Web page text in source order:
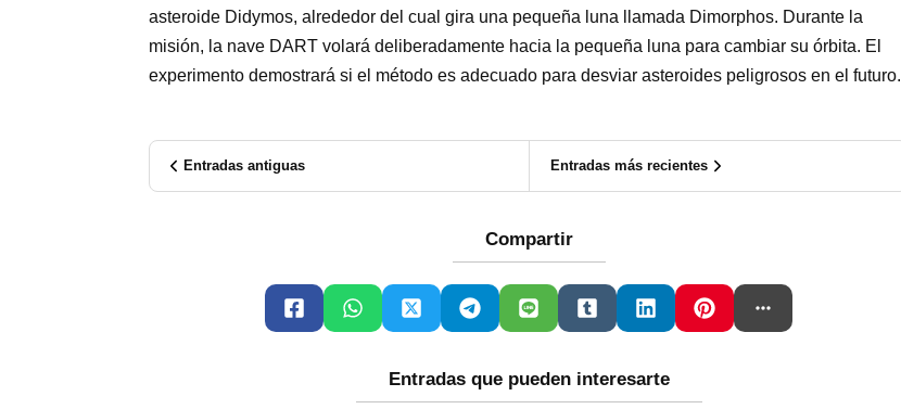
asteroide Didymos, alrededor del cual gira una pequeña luna llamada Dimorphos. Durante la
misión, la nave DART volará deliberadamente hacia la pequeña luna para cambiar su órbita. El
experimento demostrará si el método es adecuado para desviar asteroides peligrosos en el futuro.
Entradas antiguas Entradas más recientes
Compartir
Entradas que pueden interesarte